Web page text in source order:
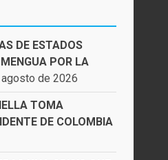
DE ESTADOS
POR LA
de 2026
TOMA
DE COLOMBIA